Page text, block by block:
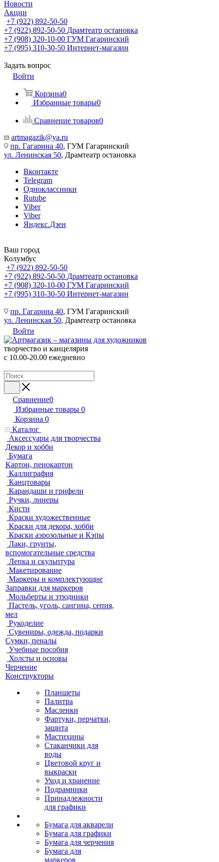
Новости
Акции
+7 (922) 892-50-50
+7 (922) 892-50-50 Драмтеатр остановка
+7 (908) 320-10-00 ГУМ Гагаринский
+7 (995) 310-30-50 Интернет-магазин
Задать вопрос
Войти
Корзина0
Избранные товары0
Сравнение товаров0
artmagazik@ya.ru
пр. Гагарина 40, ГУМ Гагаринский
ул. Ленинская 50, Драмтеатр остановка
Вконтакте
Telegram
Одноклассники
Rutube
Viber
Viber
Яндекс.Дзен
Ваш город
Колумбус
+7 (922) 892-50-50
+7 (922) 892-50-50 Драмтеатр остановка
+7 (908) 320-10-00 ГУМ Гагаринский
+7 (995) 310-30-50 Интернет-магазин
пр. Гагарина 40, ГУМ Гагаринский
ул. Ленинская 50, Драмтеатр остановка
Войти
творчество и канцелярия
с 10.00-20.00 ежедневно
Сравнение0
Избранные товары 0
Корзина 0
Каталог
Аксессуары для творчества
Декор и хобби
Бумага
Картон, пенокартон
Каллиграфия
Канцтовары
Карандаши и грифели
Ручки, линеры
Кисти
Краски художественные
Краски для декора, хобби
Краски аэрозольные и Кэпы
Лаки, грунты,
вспомогательные средства
Лепка и скульптура
Макетирование
Маркеры и комплектующие
Заправки для маркеров
Мольберты и этюдники
Пастель, уголь, сангина, сепия,
мел
Рукоделие
Сувениры, одежда, подарки
Сумки, пеналы
Учебные пособия
Холсты и основы
Черчение
Конструкторы
Планшеты
Палитра
Масленки
Фартуки, перчатки,
защита
Мастихины
Стаканчики для
воды
Цветовой круг и
выкраски
Уход и хранение
Подрамники
Принадлежности
для графики
Бумага для акварели
Бумага для графики
Бумага для черчения
Бумага для
маркеров